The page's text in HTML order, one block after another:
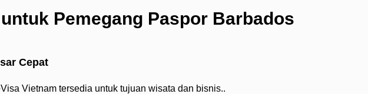
Pemegang Paspor Barbados
Cepat
Vietnam tersedia untuk tujuan wisata dan bisnis..